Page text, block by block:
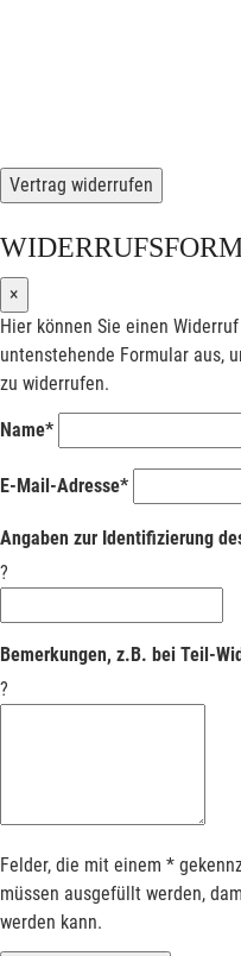
Vertrag widerrufen
×
Hier können Sie einen
untenstehende Formular aus,
zu widerrufen.
Name*
E-Mail-Adresse*
Angaben zur Identifizierung
?
Bemerkungen, z.B. bei Teil-
?
Felder, die mit einem *
müssen ausgefüllt werden,
werden kann.